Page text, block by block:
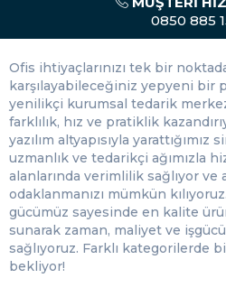
çeşitler şunlardır:
Siyah Tonerler: Siyah tonerler,
için idealdir. Siyah tonerler,
yazıcılarda kullanılır ve daha
alanlarında ekonomik
sıklıkla tercih edilmektedir.
Renkli Tonerler: Renkli
baskılarında
renk gamı ve parlaklık
kalitesini artırırlar. Fiyat olarak
daha pahalı bir üründür. Ancak
0850 885
Ofis ihtiyaçlarınızı tek bir
karşılayabileceğiniz yepyeni bir
yenilikçi kurumsal tedarik
farklılık, hız ve pratiklik
yazılım altyapısıyla
uzmanlık ve tedarikçi ağımızla
alanlarında verimlilik sağlıyor
odaklanmanızı mümkün
gücümüz sayesinde en kalite
sunarak zaman, maliyet ve
sağlıyoruz. Farklı kategorilerde
bekliyor!